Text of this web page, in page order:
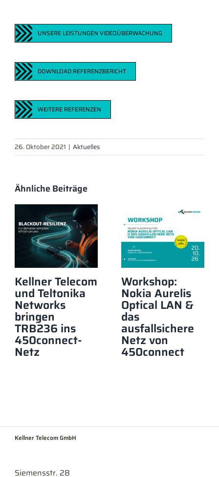
UNSERE LEISTUNGEN VIDEOÜBERWACHUNG
DOWNLOAD REFERENZBERICHT
WEITERE REFERENZEN
26. Oktober 2021 | Aktuelles
Ähnliche Beiträge
Kellner Telecom
und Teltonika
Networks
bringen
TRB236 ins
450connect-
Netz
Workshop:
Nokia Aurelis
Optical LAN &
das
ausfallsichere
Netz von
450connect
Kellner Telecom GmbH
Siemensstr. 28